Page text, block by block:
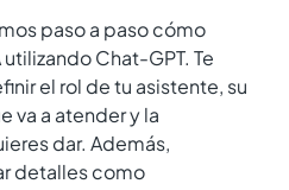
paso a paso cómo
Chat-GPT. Te
el rol de tu asistente, su
va a atender y la
dar. Además,
detalles como